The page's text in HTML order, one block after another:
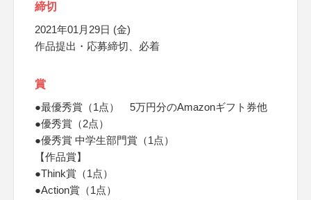
締切
2021年01月29日 (金)
作品提出・応募締切、必着
賞
●最優秀賞（1点） 5万円分のAmazonギフト券他
●優秀賞（2点）
●優秀賞 中学生部門賞（1点）
【作品賞】
●Think賞（1点）
●Action賞（1点）